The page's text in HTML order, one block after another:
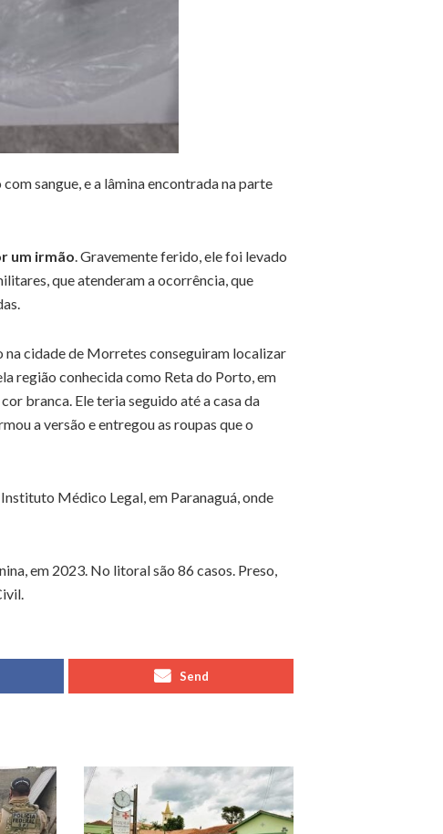
sangue, e a lâmina encontrada na parte
um irmão. Gravemente ferido, ele foi levado
que atenderam a ocorrência, que
cidade de Morretes conseguiram localizar
região conhecida como Reta do Porto, em
branca. Ele teria seguido até a casa da
a versão e entregou as roupas que o
Médico Legal, em Paranaguá, onde
em 2023. No litoral são 86 casos. Preso,
Send